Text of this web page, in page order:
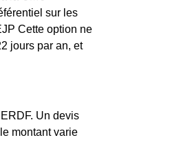
sur les
Cette option ne
jours par an, et
Un devis
montant varie